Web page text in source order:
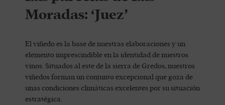
Moradas: ‘Juez’
El viñedo es la base de nuestras elaboraciones y un
elemento imprescindible en la identidad de nuestros
vinos. Situados al este de la sierra de Gredos, nuestros
viñedos forman un conjunto excepcional que goza de
unas condiciones climáticas excelentes por su situación
estratégica.